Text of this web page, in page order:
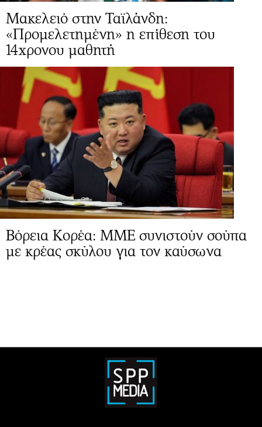
Μακελειό στην Ταϊλάνδη:
«Προμελετημένη» η επίθεση του
14χρονου μαθητή
Βόρεια Κορέα: ΜΜΕ συνιστούν σούπα
με κρέας σκύλου για τον καύσωνα